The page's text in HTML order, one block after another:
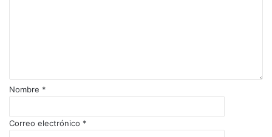
Nombre *
Correo electrónico *